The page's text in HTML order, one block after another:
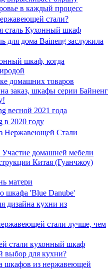
в каждый процесс
стали?
сталь Кухонный шкаф
для дома Baineng заслужила
шкаф, когда
домашних товаров
заказ, шкафы серии Байненг
весной 2021 года
в 2020 году
Нержавеющей Стали
домашней мебели
Китая (Гуанчжоу)
матери
шкафа 'Blue Danube'
дизайна кухни из
стали лучше, чем
стали кухонный шкаф
выбор для кухни?
шкафов из нержавеющей